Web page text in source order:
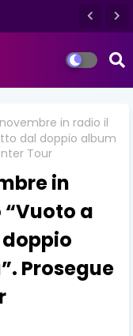
in radio il
dal doppio album
Tour
in
a
Prosegue